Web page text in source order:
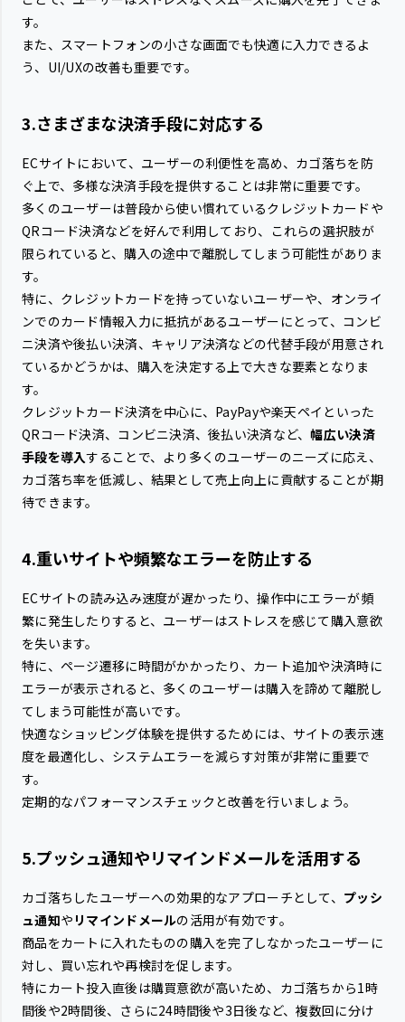
す。
また、スマートフォンの小さな画面でも快適に入力できるよ
う、UI/UXの改善も重要です。
3.さまざまな決済手段に対応する
ECサイトにおいて、ユーザーの利便性を高め、カゴ落ちを防
ぐ上で、多様な決済手段を提供することは非常に重要です。
多くのユーザーは普段から使い慣れているクレジットカードや
QRコード決済などを好んで利用しており、これらの選択肢が
限られていると、購入の途中で離脱してしまう可能性がありま
す。
特に、クレジットカードを持っていないユーザーや、オンライ
ンでのカード情報入力に抵抗があるユーザーにとって、コンビ
ニ決済や後払い決済、キャリア決済などの代替手段が用意され
ているかどうかは、購入を決定する上で大きな要素となりま
す。
クレジットカード決済を中心に、PayPayや楽天ペイといった
QRコード決済、コンビニ決済、後払い決済など、幅広い決済
手段を導入することで、より多くのユーザーのニーズに応え、
カゴ落ち率を低減し、結果として売上向上に貢献することが期
待できます。
4.重いサイトや頻繁なエラーを防止する
ECサイトの読み込み速度が遅かったり、操作中にエラーが頻
繁に発生したりすると、ユーザーはストレスを感じて購入意欲
を失います。
特に、ページ遷移に時間がかかったり、カート追加や決済時に
エラーが表示されると、多くのユーザーは購入を諦めて離脱し
てしまう可能性が高いです。
快適なショッピング体験を提供するためには、サイトの表示速
度を最適化し、システムエラーを減らす対策が非常に重要で
す。
定期的なパフォーマンスチェックと改善を行いましょう。
5.プッシュ通知やリマインドメールを活用する
カゴ落ちしたユーザーへの効果的なアプローチとして、 プッシ
ュ通知や リマインドメールの活用が有効です。
商品をカートに入れたものの購入を完了しなかったユーザーに
対し、買い忘れや再検討を促します。
特にカート投入直後は購買意欲が高いため、カゴ落ちから1時
間後や2時間後、さらに24時間後や3日後など、複数回に分け